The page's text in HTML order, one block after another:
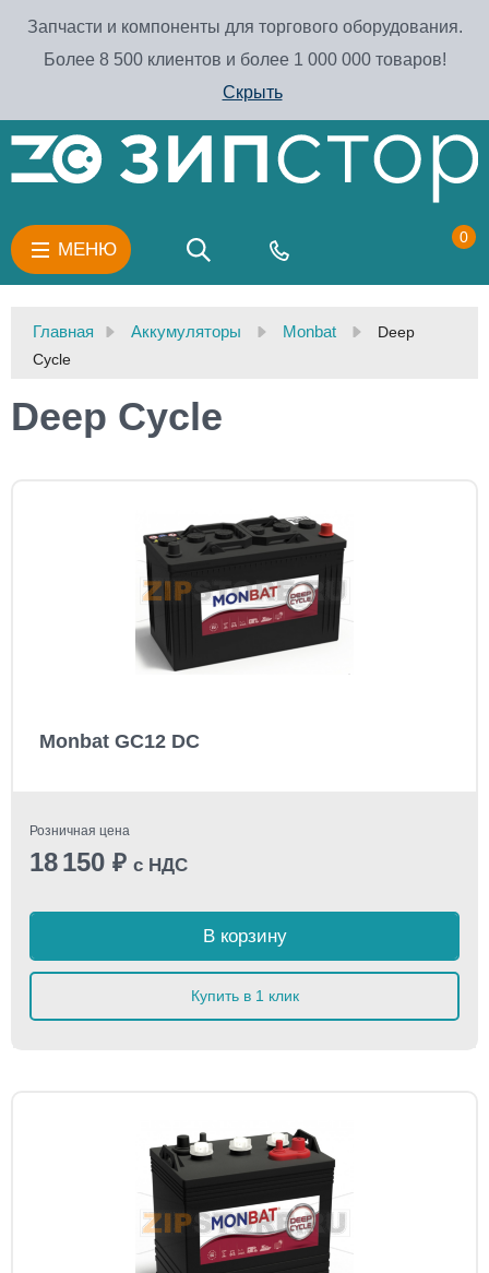
Запчасти и компоненты для торгового оборудования.
Более 8 500 клиентов и более 1 000 000 товаров!
Скрыть
МЕНЮ
0
Главная Аккумуляторы Monbat
Deep
Cycle
Deep Cycle
Monbat GC12 DC
Розничная цена
18 150 ₽ с НДС
В корзину
Купить в 1 клик